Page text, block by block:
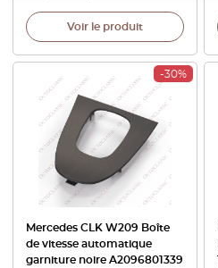
Voir le produit
-30%
Mercedes CLK W209 Boîte
de vitesse automatique
garniture noire A2096801339